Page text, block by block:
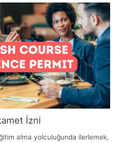
İzni
alma yolculuğunda ilerlemek,